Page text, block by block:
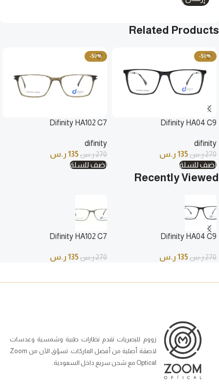
Related Products
-50%
Difinity HA04 C9
difinity
270ر.س135 ر.س
أضف للسلة
-50%
Difinity HA102 C7
difinity
270ر.س135 ر.س
أضف للسلة
Recently Viewed
Difinity HA04 C9
270ر.س135 ر.س
Difinity HA102 C7
270ر.س135 ر.س
زووم للبصريات تقدم نظارات طبية وشمسية وعدسات
لاصقة أصلية من أفضل الماركات. تسوّق الآن من Zoom
Optical مع شحن سريع داخل السعودية.